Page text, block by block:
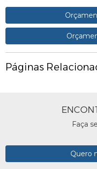
Páginas
Faça
Quero